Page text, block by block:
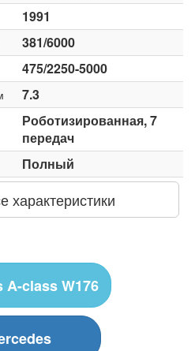
1991
381/6000
475/2250-5000
7.3
Роботизированная, 7
передач
Полный
характеристики
A-class W176